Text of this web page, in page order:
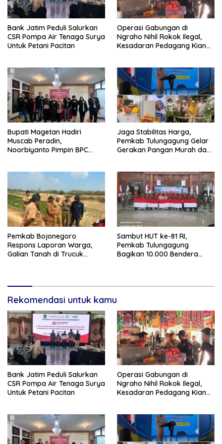
Bank Jatim Peduli Salurkan
CSR Pompa Air Tenaga Surya
Untuk Petani Pacitan
Operasi Gabungan di
Ngraho Nihil Rokok Ilegal,
Kesadaran Pedagang Kian
Bupati Magetan Hadiri
Muscab Peradin,
Noorbiyanto Pimpin BPC
Jaga Stabilitas Harga,
Pemkab Tulungagung Gelar
Gerakan Pangan Murah dan
Pemkab Bojonegoro
Respons Laporan Warga,
Galian Tanah di Trucuk
Sambut HUT ke-81 RI,
Pemkab Tulungagung
Bagikan 10.000 Bendera
Rekomendasi untuk kamu
Bank Jatim Peduli Salurkan
CSR Pompa Air Tenaga Surya
Untuk Petani Pacitan
Operasi Gabungan di
Ngraho Nihil Rokok Ilegal,
Kesadaran Pedagang Kian